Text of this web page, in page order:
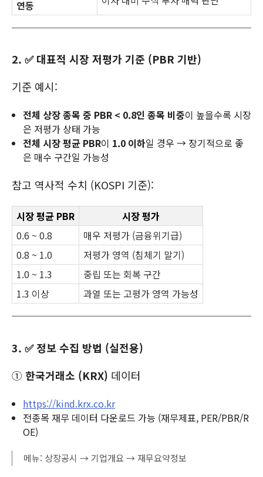
연동
2. ✅ 대표적 시장 저평가 기준 (PBR 기반)
기준 예시:
전체 상장 종목 중 PBR < 0.8인 종목 비중이 높을수록 시장
은 저평가 상태 가능
전체 시장 평균 PBR이 1.0 이하일 경우 → 장기적으로 좋
은 매수 구간일 가능성
참고 역사적 수치 (KOSPI 기준):
시장 평균 PBR
시장 평가
0.6 ~ 0.8
매우 저평가 (금융위기급)
0.8 ~ 1.0
저평가 영역 (침체기 말기)
1.0 ~ 1.3
중립 또는 회복 구간
1.3 이상
과열 또는 고평가 영역 가능성
3. ✅ 정보 수집 방법 (실전용)
① 한국거래소 (KRX) 데이터
https://kind.krx.co.kr
전종목 재무 데이터 다운로드 가능 (재무제표, PER/PBR/R
OE)
메뉴: 상장공시 → 기업개요 → 재무요약정보